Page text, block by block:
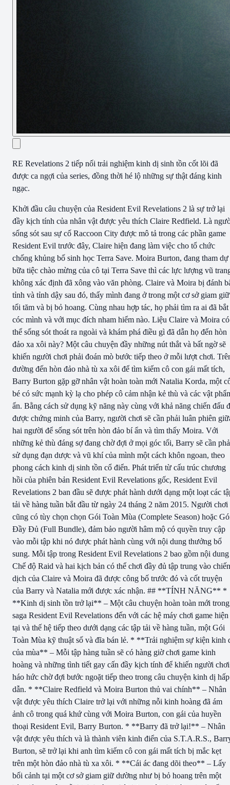
RE Revelations 2 tiếp nối trải nghiệm kinh dị sinh tồn cốt lõi đã
được ca ngợi của series, đồng thời hé lộ những sự thật đáng kinh
ngạc.
Khởi đầu câu chuyện của Resident Evil Revelations 2 là sự trở lại
đầy kịch tính của nhân vật được yêu thích Claire Redfield. Là
sống sót sau sự cố Raccoon City được mô tả trong các phần game
Resident Evil trước đây, Claire hiện đang làm việc cho tổ chức
chống khủng bố sinh học Terra Save. Moira Burton, đang tham dự
bữa tiệc chào mừng của cô tại Terra Save thì các lực lượng vũ
không xác định đã xông vào văn phòng. Claire và Moira bị đánh
tỉnh và tỉnh dậy sau đó, thấy mình đang ở trong một cơ sở giam giữ
tối tăm và bị bỏ hoang. Cùng nhau hợp tác, họ phải tìm ra ai đã bắt
cóc mình và với mục đích nham hiểm nào. Liệu Claire và Moira có
thể sống sót thoát ra ngoài và khám phá điều gì đã dẫn họ đến hòn
đảo xa xôi này? Một câu chuyện đầy những nút thắt và bất ngờ sẽ
khiến người chơi phải đoán mò bước tiếp theo ở mỗi lượt chơi.
đường đến hòn đảo nhà tù xa xôi để tìm kiếm cô con gái mất tích,
Barry Burton gặp gỡ nhân vật hoàn toàn mới Natalia Korda, một
bé có sức mạnh kỳ lạ cho phép cô cảm nhận kẻ thù và các vật
ẩn. Bằng cách sử dụng kỹ năng này cùng với khả năng chiến đấu
được chứng minh của Barry, người chơi sẽ cần phải luân phiên
hai người để sống sót trên hòn đảo bí ẩn và tìm thấy Moira. Với
những kẻ thù đáng sợ đang chờ đợi ở mọi góc tối, Barry sẽ cần
sử dụng đạn dược và vũ khí của mình một cách khôn ngoan, theo
phong cách kinh dị sinh tồn cổ điển. Phát triển từ cấu trúc chương
hồi của phiên bản Resident Evil Revelations gốc, Resident Evil
Revelations 2 ban đầu sẽ được phát hành dưới dạng một loạt các
tải về hàng tuần bắt đầu từ ngày 24 tháng 2 năm 2015. Người chơi
cũng có tùy chọn chọn Gói Toàn Mùa (Complete Season) hoặc
Đầy Đủ (Full Bundle), đảm bảo người hâm mộ có quyền truy cập
vào mỗi tập khi nó được phát hành cùng với nội dung thưởng bổ
sung. Mỗi tập trong Resident Evil Revelations 2 bao gồm nội dung
Chế độ Raid và hai kịch bản có thể chơi đầy đủ tập trung vào chiến
dịch của Claire và Moira đã được công bố trước đó và cốt truyện
của Barry và Natalia mới được xác nhận. ## **TÍNH NĂNG** *
**Kinh dị sinh tồn trở lại** – Một câu chuyện hoàn toàn mới trong
saga Resident Evil Revelations đến với các hệ máy chơi game hiện
tại và thế hệ tiếp theo dưới dạng các tập tải về hàng tuần, một Gói
Toàn Mùa kỹ thuật số và đĩa bán lẻ. * **Trải nghiệm sự kiện kinh
của mùa** – Mỗi tập hàng tuần sẽ có hàng giờ chơi game kinh
hoàng và những tình tiết gay cấn đầy kịch tính để khiến người chơi
háo hức chờ đợi bước ngoặt tiếp theo trong câu chuyện kinh dị hấp
dẫn. * **Claire Redfield và Moira Burton thủ vai chính** – Nhân
vật được yêu thích Claire trở lại với những nỗi kinh hoàng đã ám
ảnh cô trong quá khứ cùng với Moira Burton, con gái của huyền
thoại Resident Evil, Barry Burton. * **Barry đã trở lại!** – Nhân
vật được yêu thích và là thành viên kinh điển của S.T.A.R.S.,
Burton, sẽ trở lại khi anh tìm kiếm cô con gái mất tích bị mắc kẹt
trên một hòn đảo nhà tù xa xôi. * **Cái ác đang dõi theo** – Lấy
bối cảnh tại một cơ sở giam giữ dường như bị bỏ hoang trên một